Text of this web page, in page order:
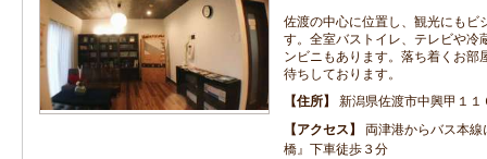
佐渡の中心に位置し、観光にもビ
す。全室バストイレ、テレビや
ンビニもあります。落ち着くお部
待ちしております。
住所
新潟県佐渡市中興甲１１
アクセス
両津港からバス本
橋』下車徒歩３分